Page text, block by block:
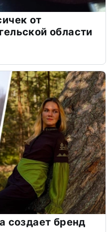
от
области
создает бренд